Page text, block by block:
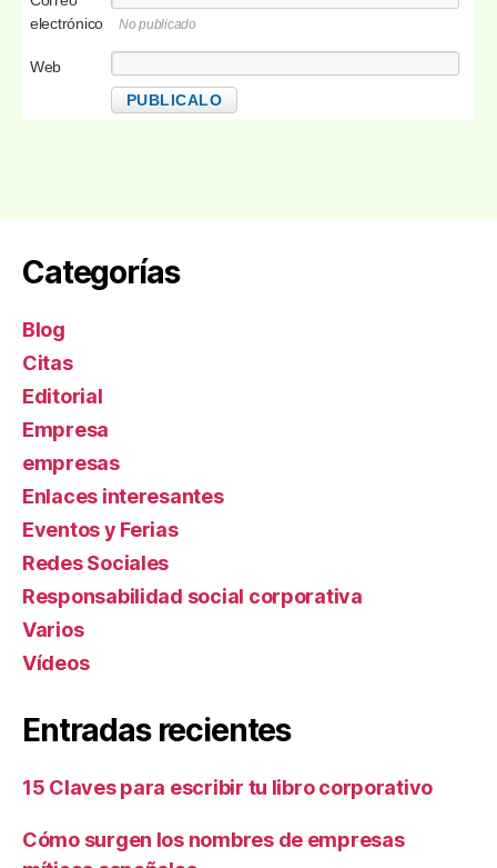
electrónico
No publicado
Web
Categorías
Blog
Citas
Editorial
Empresa
empresas
Enlaces interesantes
Eventos y Ferias
Redes Sociales
Responsabilidad social corporativa
Varios
Ví­deos
Entradas recientes
15 Claves para escribir tu libro corporativo
Cómo surgen los nombres de empresas